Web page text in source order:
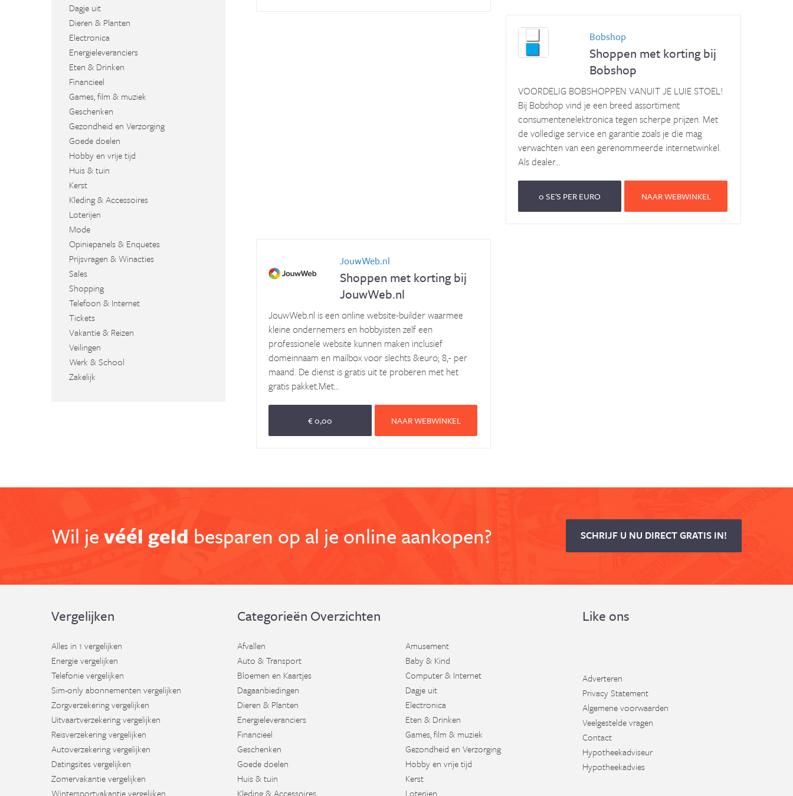
Dagje uit
Dieren & Planten
Electronica
Energieleveranciers
Eten & Drinken
Financieel
Games, film & muziek
Geschenken
Gezondheid en Verzorging
Goede doelen
Hobby en vrije tijd
Huis & tuin
Kerst
Kleding & Accessoires
Loterijen
Mode
Opiniepanels & Enquetes
Prijsvragen & Winacties
Sales
Shopping
Telefoon & Internet
Tickets
Vakantie & Reizen
Veilingen
Werk & School
Zakelijk
Bobshop
Shoppen met korting bij
Bobshop
VOORDELIG BOBSHOPPEN VANUIT JE LUIE STOEL!
Bij Bobshop vind je een breed assortiment
consumentenelektronica tegen scherpe prijzen. Met
de volledige service en garantie zoals je die mag
verwachten van een gerenommeerde internetwinkel.
Als dealer...
0 SE'S PER EURO NAAR WEBWINKEL
JouwWeb.nl
Shoppen met korting bij
JouwWeb.nl
JouwWeb.nl is een online website-builder waarmee
kleine ondernemers en hobbyisten zelf een
professionele website kunnen maken inclusief
domeinnaam en mailbox voor slechts &euro; 8,- per
maand. De dienst is gratis uit te proberen met het
gratis pakket.Met...
€ 0,00 NAAR WEBWINKEL
Wil jevéél geld besparen op al je online aankopen? SCHRIJF U NU DIRECT GRATIS IN!
Vergelijken
Alles in 1 vergelijken
Energie vergelijken
Telefonie vergelijken
Sim-only abonnementen vergelijken
Zorgverzekering vergelijken
Uitvaartverzekering vergelijken
Reisverzekering vergelijken
Autoverzekering vergelijken
Datingsites vergelijken
Zomervakantie vergelijken
Wintersportvakantie vergelijken
Categorieën Overzichten
Afvallen
Auto & Transport
Bloemen en Kaartjes
Dagaanbiedingen
Dieren & Planten
Energieleveranciers
Financieel
Geschenken
Goede doelen
Huis & tuin
Kleding & Accessoires
Amusement
Baby & Kind
Computer & Internet
Dagje uit
Electronica
Eten & Drinken
Games, film & muziek
Gezondheid en Verzorging
Hobby en vrije tijd
Kerst
Loterijen
Like ons
Adverteren
Privacy Statement
Algemene voorwaarden
Veelgestelde vragen
Contact
Hypotheekadviseur
Hypotheekadvies